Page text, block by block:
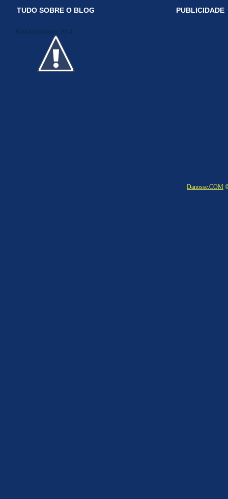
TUDO SOBRE O BLOG
Midiakit Danosse 2014
PUBLICIDADE
Danosse.COM